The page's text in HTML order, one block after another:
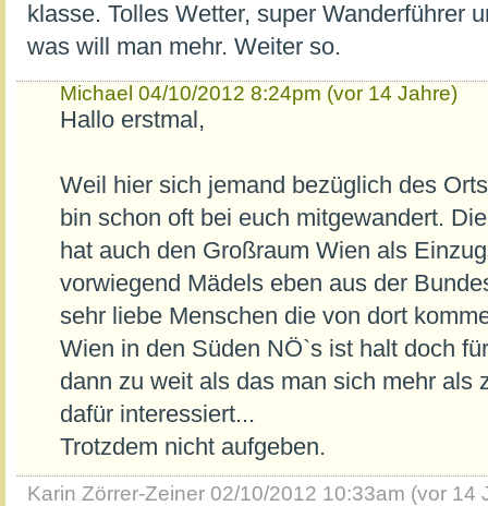
klasse. Tolles Wetter, super Wanderführer
was will man mehr. Weiter so.
Michael 04/10/2012 8:24pm (vor 14 Jahre)
Hallo erstmal,
Weil hier sich jemand bezüglich des
bin schon oft bei euch mitgewandert.
hat auch den Großraum Wien als
vorwiegend Mädels eben aus der
sehr liebe Menschen die von dort
Wien in den Süden NÖ`s ist halt doch
dann zu weit als das man sich mehr als
dafür interessiert...
Trotzdem nicht aufgeben.
Karin Zörrer-Zeiner 02/10/2012 10:33am (vor 14